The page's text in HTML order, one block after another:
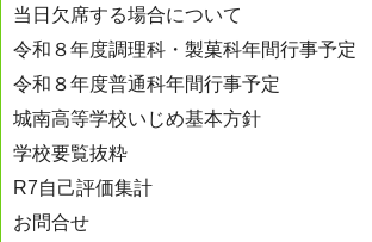
当日欠席する場合について
令和８年度調理科・製菓科年間行事予定
令和８年度普通科年間行事予定
城南高等学校いじめ基本方針
学校要覧抜粋
R7自己評価集計
お問合せ